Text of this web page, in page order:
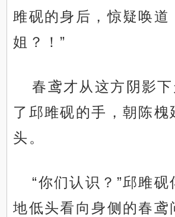
雎砚的身后，惊疑唤道
姐？！”
春鸢才从这方阴影
了邱雎砚的手，朝陈槐
头。
“你们认识？”邱雎
地低头看向身侧的春鸢